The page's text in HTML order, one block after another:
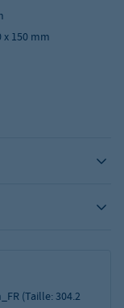
x 150 mm
(Taille: 304.2